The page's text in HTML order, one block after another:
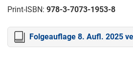
Print-ISBN: 978-3-7073-1953-8
Folgeauflage 8. Aufl. 2025